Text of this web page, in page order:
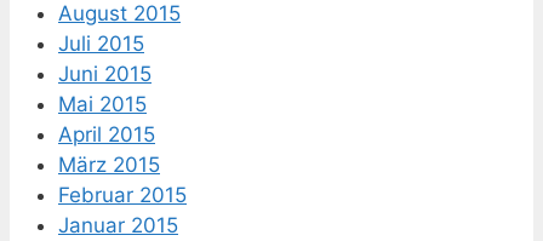
August 2015
Juli 2015
Juni 2015
Mai 2015
April 2015
März 2015
Februar 2015
Januar 2015